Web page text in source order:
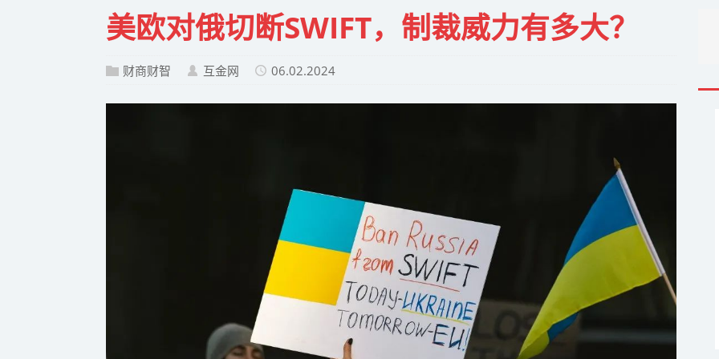
美欧对俄切断SWIFT，制裁威力有多大？
财商财智 互金网 06.02.2024